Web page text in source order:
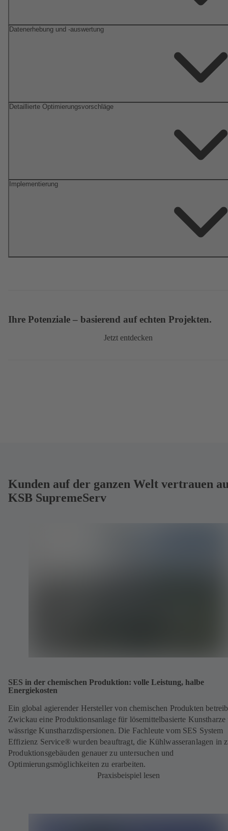
Datenerhebung und -auswertung
Detaillierte Optimierungsvorschläge
Implementierung
Ihre Potenziale – basierend auf echten Projekten.
Jetzt entdecken
Kunden auf der ganzen Welt vertrauen
KSB SupremeServ
SES in der chemischen Produktion: volle Leistung, halbe
Energiekosten
Ein global agierender Hersteller von chemischen Produkten
Zwickau eine Produktionsanlage für lösemittelbasierte Kunstharze
wässrige Kunstharzdispersionen. Die Fachleute vom SES System
Effizienz Service® wurden beauftragt, die Kühlwasseranlagen in
Produktionsgebäuden genauer zu untersuchen und
Optimierungsmöglichkeiten zu erarbeiten.
Praxisbeispiel lesen